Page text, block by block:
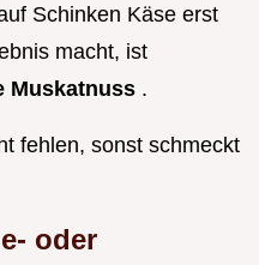
Schinken Käse erst
macht, ist
Muskatnuss .
fehlen, sonst schmeckt
oder